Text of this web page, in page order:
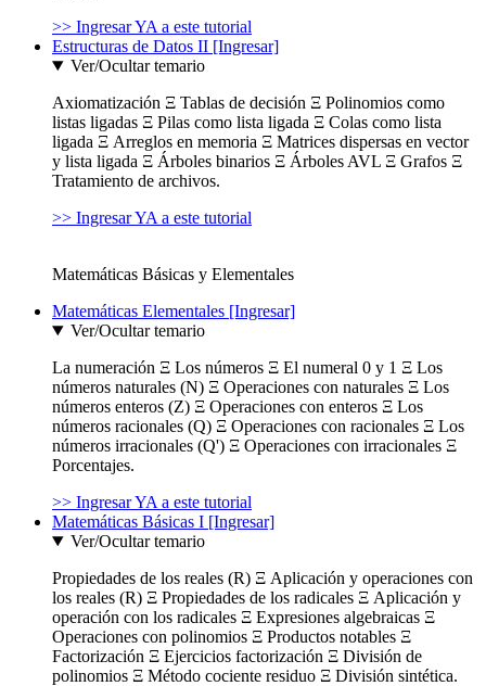
>> Ingresar YA a este tutorial
Estructuras de Datos II [Ingresar]
Ver/Ocultar temario
Axiomatización Ξ Tablas de decisión Ξ Polinomios como
listas ligadas Ξ Pilas como lista ligada Ξ Colas como lista
ligada Ξ Arreglos en memoria Ξ Matrices dispersas en vector
y lista ligada Ξ Árboles binarios Ξ Árboles AVL Ξ Grafos Ξ
Tratamiento de archivos.
>> Ingresar YA a este tutorial
Matemáticas Básicas y Elementales
Matemáticas Elementales [Ingresar]
Ver/Ocultar temario
La numeración Ξ Los números Ξ El numeral 0 y 1 Ξ Los
números naturales (N) Ξ Operaciones con naturales Ξ Los
números enteros (Z) Ξ Operaciones con enteros Ξ Los
números racionales (Q) Ξ Operaciones con racionales Ξ Los
números irracionales (Q') Ξ Operaciones con irracionales Ξ
Porcentajes.
>> Ingresar YA a este tutorial
Matemáticas Básicas I [Ingresar]
Ver/Ocultar temario
Propiedades de los reales (R) Ξ Aplicación y operaciones con
los reales (R) Ξ Propiedades de los radicales Ξ Aplicación y
operación con los radicales Ξ Expresiones algebraicas Ξ
Operaciones con polinomios Ξ Productos notables Ξ
Factorización Ξ Ejercicios factorización Ξ División de
polinomios Ξ Método cociente residuo Ξ División sintética.